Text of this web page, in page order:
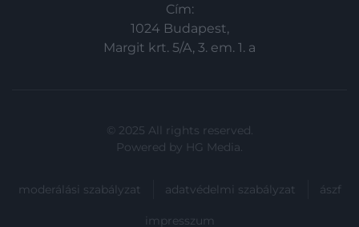
Cím:
1024 Budapest,
Margit krt. 5/A, 3. em. 1. a
© 2025 All rights reserved.
Powered by HG Media
moderálási szabályzat adatvédelmi szabályzat ászf
impresszum